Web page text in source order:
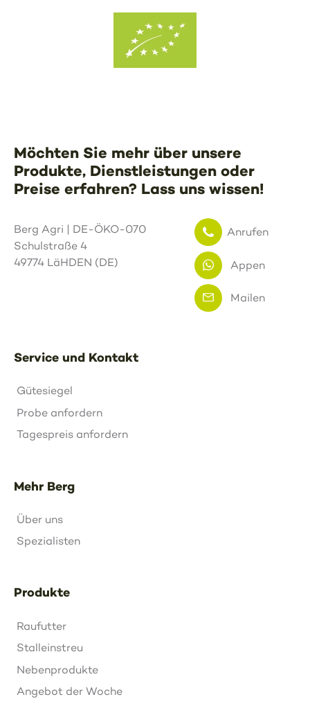
Service und Kontakt
Gütesiegel
Probe anfordern
Tagespreis anfordern
Mehr Berg
Über uns
Spezialisten
Produkte
Raufutter
Stalleinstreu
Nebenprodukte
Angebot der Woche
Möchten Sie mehr über unsere
Produkte, Dienstleistungen oder
Preise erfahren? Lass uns wissen!
Berg Agri | DE-ÖKO-070
Schulstraße 4
49774 LäHDEN (DE)
Anrufen
Appen
Mailen